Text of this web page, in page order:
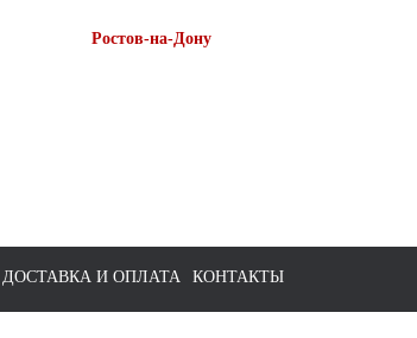
Ростов-на-Дону
ДОСТАВКА И ОПЛАТА КОНТАКТЫ